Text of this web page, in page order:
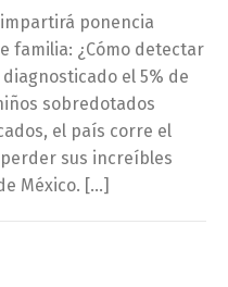
impartirá ponencia
familia: ¿Cómo detectar
el 5% de
sobredotados
el país corre el
sus increíbles
México. […]